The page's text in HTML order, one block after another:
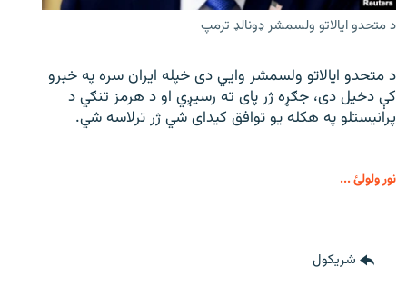
د متحدو ایالاتو ولسمشر ډونالډ ترمپ
د متحدو ایالاتو ولسمشر وايي دی خپله ایران سره په خبرو
کې دخیل دی، جګړه ژر پای ته رسیږي او د هرمز تنګي د
پرانیستلو په هکله یو توافق کیدای شي ژر ترلاسه شي.
نور ولولئ ...
شريکول